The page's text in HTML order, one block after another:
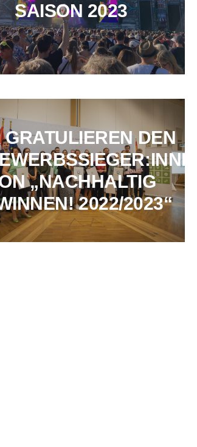
SAISON 2023
GRATULIEREN DEN
„NACHHALTIG
2022/2023“